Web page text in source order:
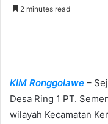
2 minutes read
KIM Ronggolawe –
Desa Ring 1 PT.
wilayah Kecamatan